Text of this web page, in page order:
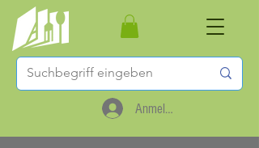
Anmelden